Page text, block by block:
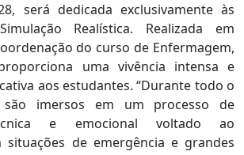
será dedicada exclusivamente às
Realística. Realizada em
do curso de Enfermagem,
uma vivência intensa e
aos estudantes. “Durante todo o
imersos em um processo de
e emocional voltado ao
situações de emergência e grandes